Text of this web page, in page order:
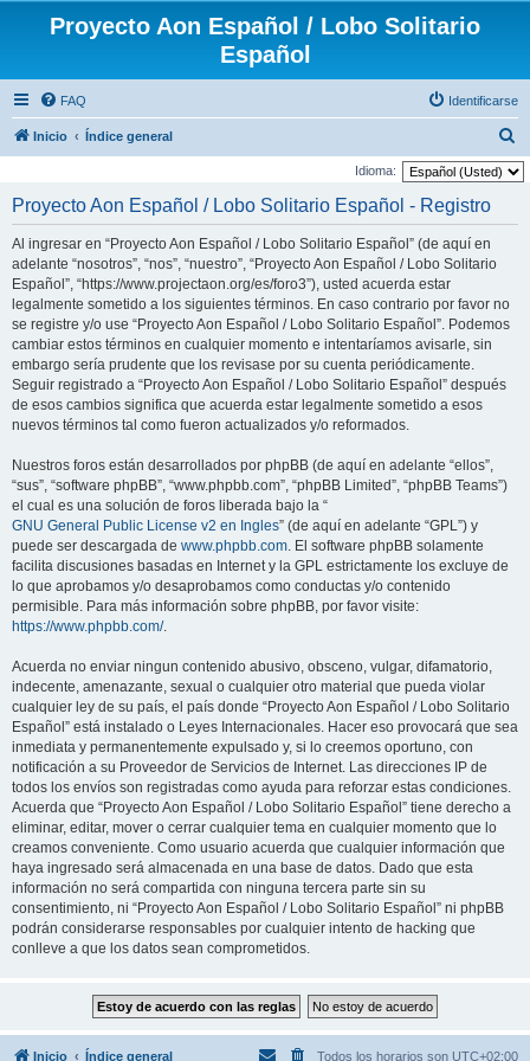
Proyecto Aon Español / Lobo Solitario
Español
FAQ Identificarse
Inicio Índice general
u
Idioma:
Proyecto Aon Español / Lobo Solitario Español - Registro
Al ingresar en “Proyecto Aon Español / Lobo Solitario Español” (de aquí en
adelante “nosotros”, “nos”, “nuestro”, “Proyecto Aon Español / Lobo Solitario
Español”, “https://www.projectaon.org/es/foro3”), usted acuerda estar
legalmente sometido a los siguientes términos. En caso contrario por favor no
se registre y/o use “Proyecto Aon Español / Lobo Solitario Español”. Podemos
cambiar estos términos en cualquier momento e intentaríamos avisarle, sin
embargo sería prudente que los revisase por su cuenta periódicamente.
Seguir registrado a “Proyecto Aon Español / Lobo Solitario Español” después
de esos cambios significa que acuerda estar legalmente sometido a esos
nuevos términos tal como fueron actualizados y/o reformados.
Nuestros foros están desarrollados por phpBB (de aquí en adelante “ellos”,
“sus”, “software phpBB”, “www.phpbb.com”, “phpBB Limited”, “phpBB Teams”)
el cual es una solución de foros liberada bajo la “
GNU General Public License v2 en Ingles” (de aquí en adelante “GPL”) y
puede ser descargada de www.phpbb.com. El software phpBB solamente
facilita discusiones basadas en Internet y la GPL estrictamente los excluye de
lo que aprobamos y/o desaprobamos como conductas y/o contenido
permisible. Para más información sobre phpBB, por favor visite:
https://www.phpbb.com/.
Acuerda no enviar ningun contenido abusivo, obsceno, vulgar, difamatorio,
indecente, amenazante, sexual o cualquier otro material que pueda violar
cualquier ley de su país, el país donde “Proyecto Aon Español / Lobo Solitario
Español” está instalado o Leyes Internacionales. Hacer eso provocará que sea
inmediata y permanentemente expulsado y, si lo creemos oportuno, con
notificación a su Proveedor de Servicios de Internet. Las direcciones IP de
todos los envíos son registradas como ayuda para reforzar estas condiciones.
Acuerda que “Proyecto Aon Español / Lobo Solitario Español” tiene derecho a
eliminar, editar, mover o cerrar cualquier tema en cualquier momento que lo
creamos conveniente. Como usuario acuerda que cualquier información que
haya ingresado será almacenada en una base de datos. Dado que esta
información no será compartida con ninguna tercera parte sin su
consentimiento, ni “Proyecto Aon Español / Lobo Solitario Español” ni phpBB
podrán considerarse responsables por cualquier intento de hacking que
conlleve a que los datos sean comprometidos.
Inicio Índice general Todos los horarios son UTC+02:00